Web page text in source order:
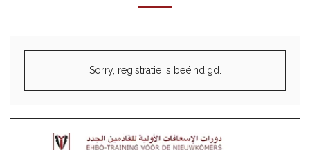
Sorry, registratie is beëindigd.